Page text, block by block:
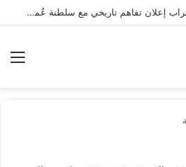
طهران : إيران تكشف اقتراب إعلان تفاهم تاريخي مع سلطنة عُمان بشأن تنظيم الملاحة في مضيق هرمز